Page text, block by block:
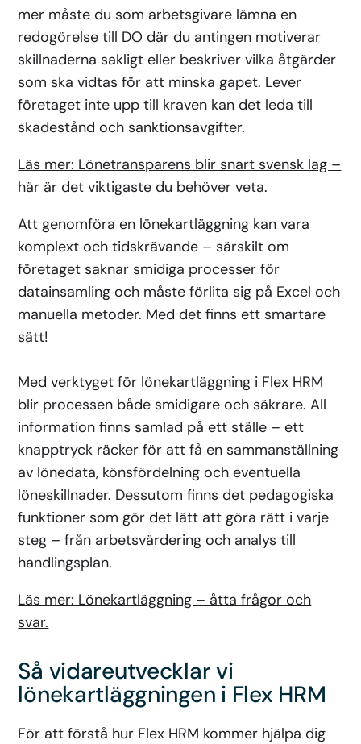
mer måste du som arbetsgivare lämna en
redogörelse till DO där du antingen motiverar
skillnaderna sakligt eller beskriver vilka åtgärder
som ska vidtas för att minska gapet. Lever
företaget inte upp till kraven kan det leda till
skadestånd och sanktionsavgifter.
Läs mer: Lönetransparens blir snart svensk lag –
här är det viktigaste du behöver veta.
Att genomföra en lönekartläggning kan vara
komplext och tidskrävande – särskilt om
företaget saknar smidiga processer för
datainsamling och måste förlita sig på Excel och
manuella metoder. Med det finns ett smartare
sätt!
Med verktyget för lönekartläggning i Flex HRM
blir processen både smidigare och säkrare. All
information finns samlad på ett ställe – ett
knapptryck räcker för att få en sammanställning
av lönedata, könsfördelning och eventuella
löneskillnader. Dessutom finns det pedagogiska
funktioner som gör det lätt att göra rätt i varje
steg – från arbetsvärdering och analys till
handlingsplan.
Läs mer: Lönekartläggning – åtta frågor och
svar.
Så vidareutvecklar vi
lönekartläggningen i Flex HRM
För att förstå hur Flex HRM kommer hjälpa dig